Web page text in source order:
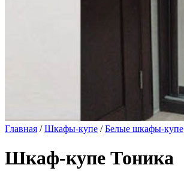
Главная /Шкафы-купе /Белые шкафы-купе
Шкаф-купе Тоника